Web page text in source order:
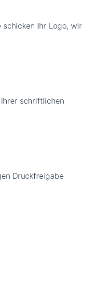
schicken Ihr Logo, wir
schriftlichen
Druckfreigabe